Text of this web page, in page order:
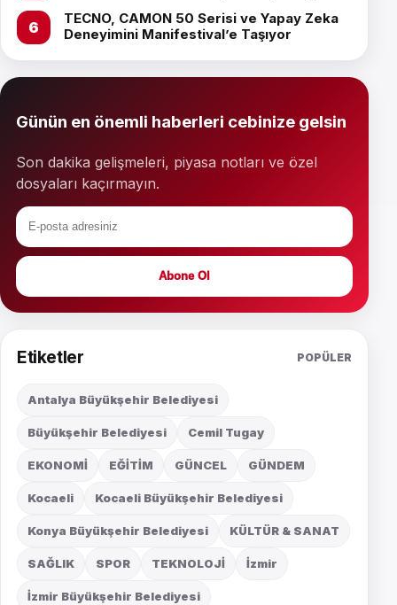
TECNO, CAMON 50 Serisi ve Yapay Zeka
Deneyimini Manifestival’e Taşıyor
Günün en önemli haberleri cebinize gelsin
Son dakika gelişmeleri, piyasa notları ve özel
dosyaları kaçırmayın.
Abone Ol
Etiketler POPÜLER
Antalya Büyükşehir Belediyesi
Büyükşehir Belediyesi Cemil Tugay
EKONOMİ EĞİTİM GÜNCEL GÜNDEM
Kocaeli Kocaeli Büyükşehir Belediyesi
Konya Büyükşehir Belediyesi KÜLTÜR & SANAT
SAĞLIK SPOR TEKNOLOJİ İzmir
İzmir Büyükşehir Belediyesi